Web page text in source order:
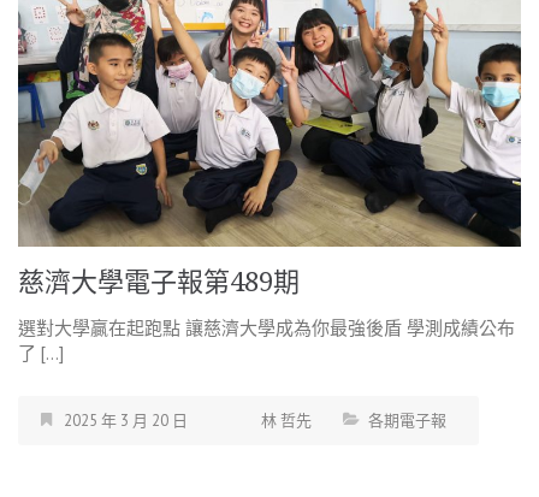
慈濟大學電子報第489期
選對大學贏在起跑點 讓慈濟大學成為你最強後盾 學測成績公布
了 […]
2025 年 3 月 20 日 林 哲先 各期電子報